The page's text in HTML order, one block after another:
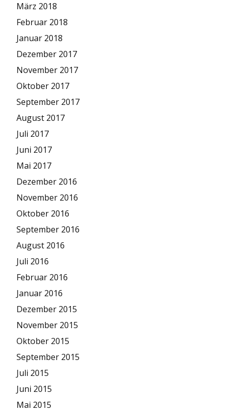
März 2018
Februar 2018
Januar 2018
Dezember 2017
November 2017
Oktober 2017
September 2017
August 2017
Juli 2017
Juni 2017
Mai 2017
Dezember 2016
November 2016
Oktober 2016
September 2016
August 2016
Juli 2016
Februar 2016
Januar 2016
Dezember 2015
November 2015
Oktober 2015
September 2015
Juli 2015
Juni 2015
Mai 2015